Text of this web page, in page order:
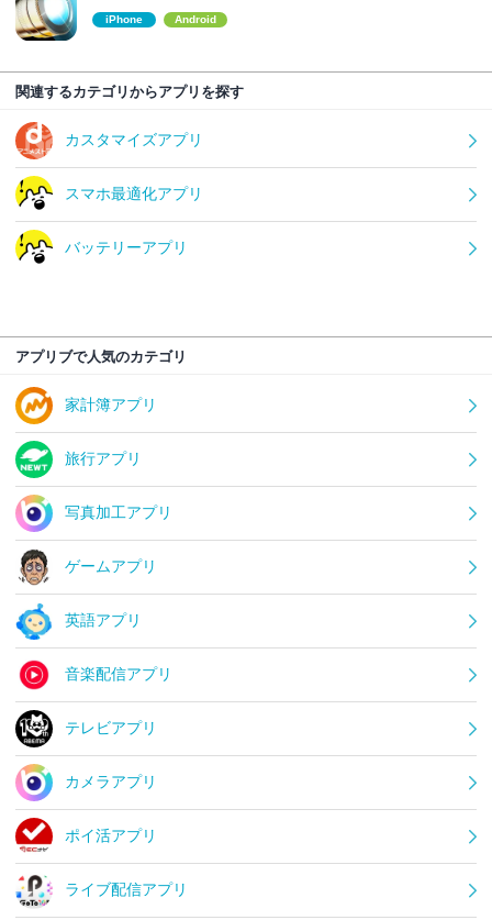
iPhone Android
関連するカテゴリからアプリを探す
カスタマイズアプリ
スマホ最適化アプリ
バッテリーアプリ
アプリブで人気のカテゴリ
家計簿アプリ
旅行アプリ
写真加工アプリ
ゲームアプリ
英語アプリ
音楽配信アプリ
テレビアプリ
カメラアプリ
ポイ活アプリ
ライブ配信アプリ